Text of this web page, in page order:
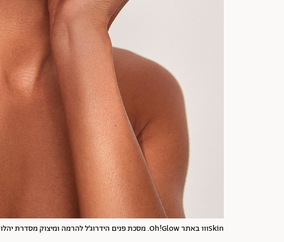
111Skin באתר Oh!Glow. מסכת פנים הידרוג׳ל להרמה ומיצוק מסדרת יהלום שחור. 499 ש"ח | צילום: יח"צ